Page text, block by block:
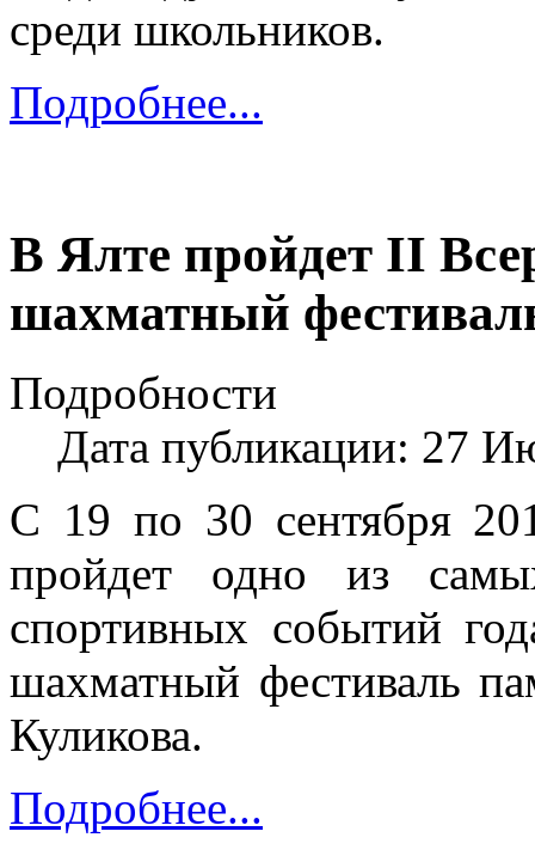
среди школьников.
Подробнее...
В Ялте пройдет II
шахматный
Подробности
Дата публикации: 27
С 19 по 30 сентября
пройдет одно из
спортивных событий
шахматный фестиваль
Куликова.
Подробнее...